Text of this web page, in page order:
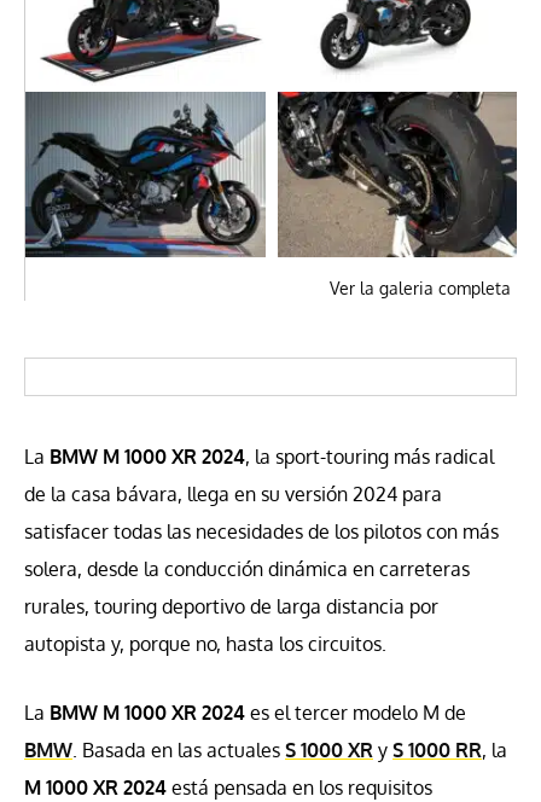
Ver la galeria completa
La BMW M 1000 XR 2024, la sport-touring más radical
de la casa bávara, llega en su versión 2024 para
satisfacer todas las necesidades de los pilotos con más
solera, desde la conducción dinámica en carreteras
rurales, touring deportivo de larga distancia por
autopista y, porque no, hasta los circuitos.
La BMW M 1000 XR 2024 es el tercer modelo M de
BMW . Basada en las actuales S 1000 XR y S 1000 RR, la
M 1000 XR 2024 está pensada en los requisitos